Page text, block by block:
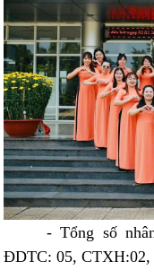
- Tổng số
ĐDTC: 05, CTXH:02,